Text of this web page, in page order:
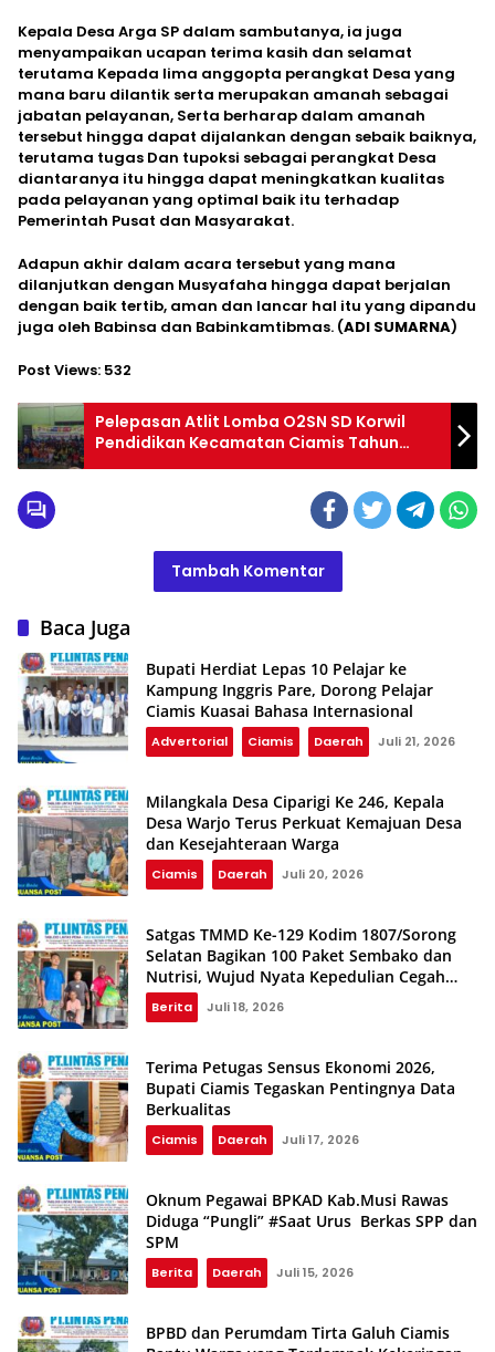
Kepala Desa Arga SP dalam sambutanya, ia juga
menyampaikan ucapan terima kasih dan selamat
terutama Kepada lima anggopta perangkat Desa yang
mana baru dilantik serta merupakan amanah sebagai
jabatan pelayanan, Serta berharap dalam amanah
tersebut hingga dapat dijalankan dengan sebaik baiknya,
terutama tugas Dan tupoksi sebagai perangkat Desa
diantaranya itu hingga dapat meningkatkan kualitas
pada pelayanan yang optimal baik itu terhadap
Pemerintah Pusat dan Masyarakat.
Adapun akhir dalam acara tersebut yang mana
dilanjutkan dengan Musyafaha hingga dapat berjalan
dengan baik tertib, aman dan lancar hal itu yang dipandu
juga oleh Babinsa dan Babinkamtibmas. (ADI SUMARNA)
Post Views: 532
Pelepasan Atlit Lomba O2SN SD Korwil
Pendidikan Kecamatan Ciamis Tahun
2024
Tambah Komentar
Baca Juga
Bupati Herdiat Lepas 10 Pelajar ke
Kampung Inggris Pare, Dorong Pelajar
Ciamis Kuasai Bahasa Internasional
Advertorial Ciamis Daerah Juli 21, 2026
Milangkala Desa Ciparigi Ke 246, Kepala
Desa Warjo Terus Perkuat Kemajuan Desa
dan Kesejahteraan Warga
Ciamis Daerah Juli 20, 2026
Satgas TMMD Ke-129 Kodim 1807/Sorong
Selatan Bagikan 100 Paket Sembako dan
Nutrisi, Wujud Nyata Kepedulian Cegah
Stunting
Berita Juli 18, 2026
Terima Petugas Sensus Ekonomi 2026,
Bupati Ciamis Tegaskan Pentingnya Data
Berkualitas
Ciamis Daerah Juli 17, 2026
Oknum Pegawai BPKAD Kab.Musi Rawas
Diduga “Pungli” #Saat Urus Berkas SPP dan
SPM
Berita Daerah Juli 15, 2026
BPBD dan Perumdam Tirta Galuh Ciamis